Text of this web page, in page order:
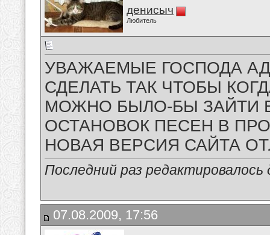
денисыч
Любитель
УВАЖАЕМЫЕ ГОСПОДА
СДЕЛАТЬ ТАК ЧТОБЫ
МОЖНО БЫЛО-БЫ ЗАЙТИ
ОСТАНОВОК ПЕСЕН В
НОВАЯ ВЕРСИЯ САЙТА
Последний раз
07.08.2009, 17:56